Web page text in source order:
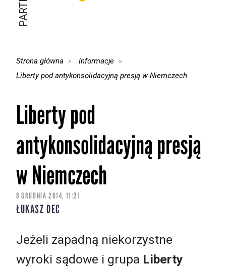
Strona główna
Informacje
Liberty pod antykonsolidacyjną presją w Niemczech
Liberty pod
antykonsolidacyjną presją
w Niemczech
8 GRUDNIA 2014, 11:21
ŁUKASZ DEC
Jeżeli zapadną niekorzystne
wyroki sądowe i grupa Liberty